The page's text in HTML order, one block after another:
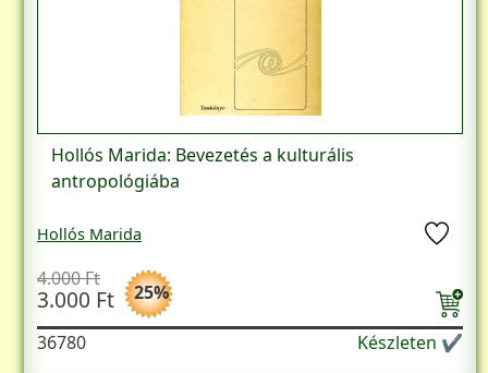
Hollós Marida: Bevezetés a kulturális
antropológiába
Hollós Marida
25%
4.000 Ft
3.000 Ft
36780 Készleten ✔